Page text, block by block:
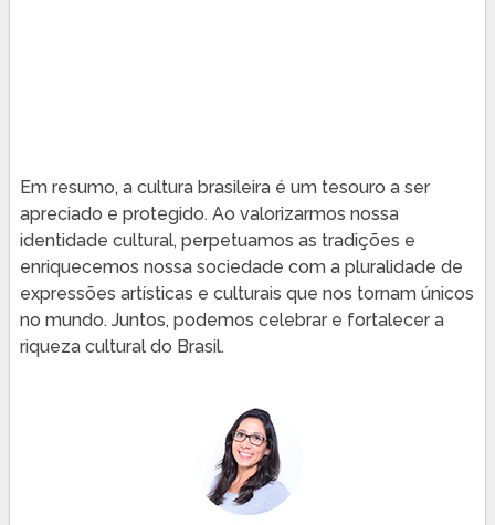
Em resumo, a cultura brasileira é um tesouro a ser
apreciado e protegido. Ao valorizarmos nossa
identidade cultural, perpetuamos as tradições e
enriquecemos nossa sociedade com a pluralidade de
expressões artísticas e culturais que nos tornam únicos
no mundo. Juntos, podemos celebrar e fortalecer a
riqueza cultural do Brasil.